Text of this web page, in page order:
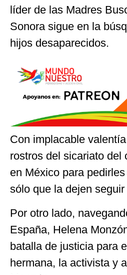
líder de las Madres
Sonora sigue en la
hijos desaparecidos.
Con implacable
rostros del sicariato del
en México para
sólo que la dejen
Por otro lado,
España, Helena
batalla de justicia para
hermana, la activista y